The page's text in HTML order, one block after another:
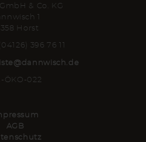
& Co. KG
1
Horst
396 76 11
ÖKO-022
AGB